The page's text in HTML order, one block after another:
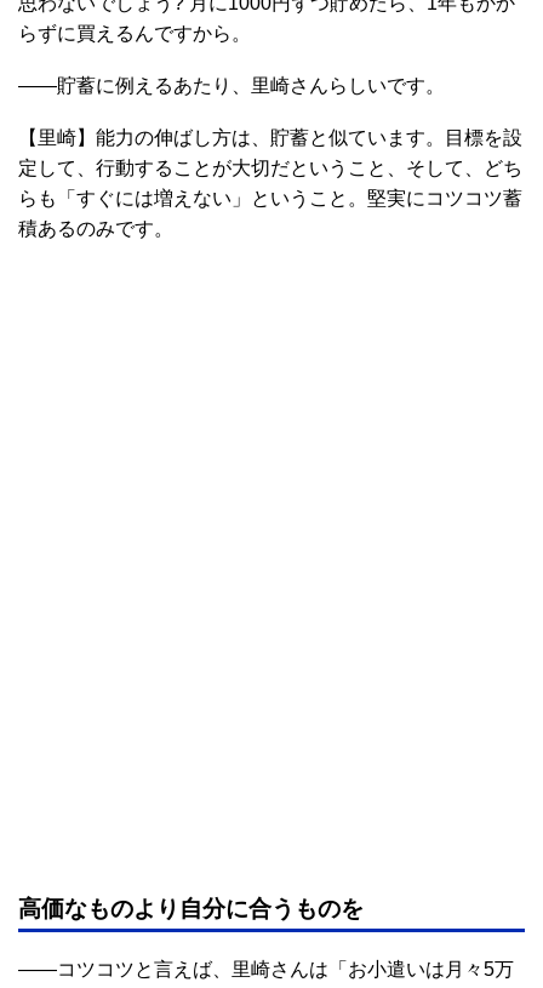
らずに買えるんですから。
――貯蓄に例えるあたり、里崎さんらしいです。
【里崎】能力の伸ばし方は、貯蓄と似ています。目標を設
定して、行動することが大切だということ、そして、どち
らも「すぐには増えない」ということ。堅実にコツコツ蓄
積あるのみです。
高価なものより自分に合うものを
――コツコツと言えば、里崎さんは「お小遣いは月々5万